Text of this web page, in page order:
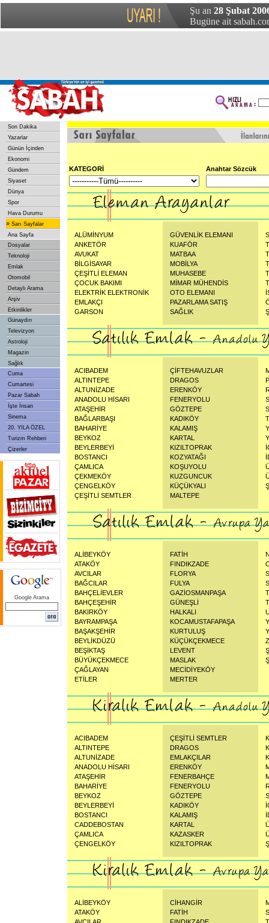
Şu an 28 Şubat
Bugüne ait
Son Dakika
Yazarlar
Günün İçinden
Ekonomi
Gündem
Siyaset
Dünya
Spor
Hava Durumu
» Sarı Sayfalar
Ana Sayfa
Dosyalar
Teknoloji
Emlak
Otomobil
Detaylı Arama
Arşiv
Etkinlikler
Günaydın
Televizyon
Astroloji
Magazin
Sağlık
Cuma
Cumartesi
Pazar Sabah
İşte İnsan
Sinema
20. YILA ÖZEL
Turizm Rehberi
Çizerler
Google Arama
KATEGORİ Anahtar Sözcük
ALÜMİNYUM
ANKETÖR
AVUKAT
BİLGİSAYAR
ÇEŞİTLİ ELEMAN
ÇOCUK BAKIMI
ELEKTRİK ELEKTRONİK
EMLAKÇI
GARSON
GÜVENLİK ELEMANI
KUAFÖR
MATBAA
MOBİLYA
MUHASEBE
MİMAR MÜHENDİS
OTO ELEMANI
PAZARLAMA SATIŞ
SAĞLIK
ACIBADEM
ALTINTEPE
ALTUNİZADE
ANADOLU HİSARI
ATAŞEHİR
BAĞLARBAŞI
BAHARİYE
BEYKOZ
BEYLERBEYİ
BOSTANCI
ÇAMLICA
ÇEKMEKÖY
ÇENGELKÖY
ÇEŞİTLİ SEMTLER
ÇİFTEHAVUZLAR
DRAGOS
ERENKÖY
FENERYOLU
GÖZTEPE
KADIKÖY
KALAMIŞ
KARTAL
KIZILTOPRAK
KOZYATAĞI
KOŞUYOLU
KUZGUNCUK
KÜÇÜKYALI
MALTEPE
ALİBEYKÖY
ATAKÖY
AVCILAR
BAĞCILAR
BAHÇELİEVLER
BAHÇEŞEHİR
BAKIRKÖY
BAYRAMPAŞA
BAŞAKŞEHİR
BEYLİKDÜZÜ
BEŞİKTAŞ
BÜYÜKÇEKMECE
ÇAĞLAYAN
ETİLER
FATİH
FINDIKZADE
FLORYA
FULYA
GAZİOSMANPAŞA
GÜNEŞLİ
HALKALI
KOCAMUSTAFAPAŞA
KURTULUŞ
KÜÇÜKÇEKMECE
LEVENT
MASLAK
MECİDİYEKÖY
MERTER
ACIBADEM
ALTINTEPE
ALTUNİZADE
ANADOLU HİSARI
ATAŞEHİR
BAHARİYE
BEYKOZ
BEYLERBEYİ
BOSTANCI
CADDEBOSTAN
ÇAMLICA
ÇENGELKÖY
ÇEŞİTLİ SEMTLER
DRAGOS
EMLAKÇILAR
ERENKÖY
FENERBAHÇE
FENERYOLU
GÖZTEPE
KADIKÖY
KALAMIŞ
KARTAL
KAZASKER
KIZILTOPRAK
ALİBEYKÖY
ATAKÖY
CİHANGİR
FATİH